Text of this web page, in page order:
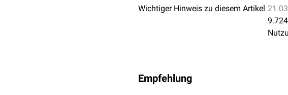
Wichtiger Hinweis zu diesem Artikel
Empfehlung